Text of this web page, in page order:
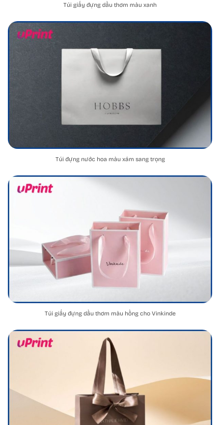
Túi giấy đựng dầu thơm màu xanh
Túi đựng nước hoa màu xám sang trọng
Túi giấy đựng dầu thơm màu hồng cho Vinkinde